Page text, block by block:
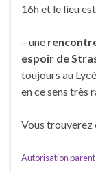
16h et le lieu
– une
espoir de
toujours au
en ce sens très
Vous trouverez
Autorisation